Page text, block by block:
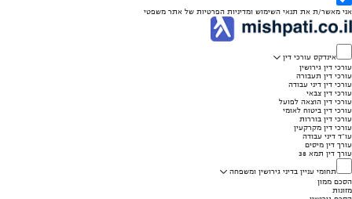
אני מאשר/ת את תנאי השימוש ומדיניות הפרטיות של אתר משפטי
אינדקס עורכי דין
עורכי דין גירושין
עורכי דין תעבורה
עורכי דין דיני עבודה
עורכי דין צבאי
עורכי דין הוצאה לפועל
עורכי דין ביטוח לאומי
עורכי דין בוררות
עורכי דין מקרקעין
עו"ד דיני עבודה
עורך דין מיסים
עורך דין תמא 38
תחומי עניין בדיני גירושין ומשפחה
הסכם ממון
מזונות